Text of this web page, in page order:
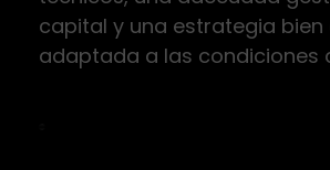
capital y una estrategia bien
adaptada a las condiciones